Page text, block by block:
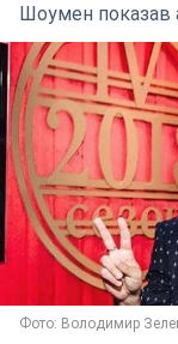
Шоумен показав
Фото: Володимир